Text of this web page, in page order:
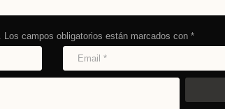
Los campos obligatorios están marcados con *